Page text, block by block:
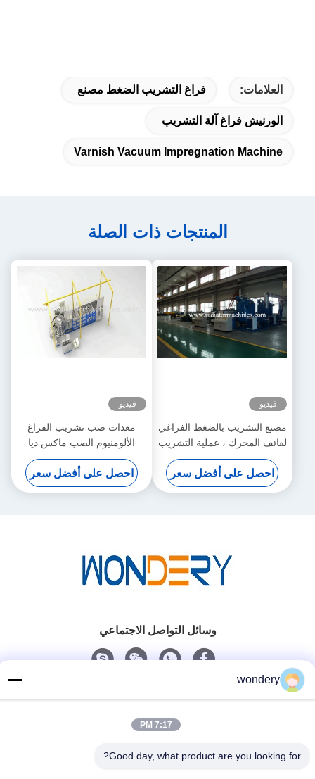
العلامات: فراغ التشريب الضغط مصنع
الورنيش فراغ آلة التشريب
Varnish Vacuum Impregnation Machine
المنتجات ذات الصلة
فيديو
مصنع التشريب بالضغط الفراغي
لفائف المحرك ، عملية التشريب
بالفراغ
احصل على أفضل سعر
فيديو
معدات صب تشريب الفراغ
الألومنيوم الصب ماكس ديا
1500 مم
احصل على أفضل سعر
وسائل التواصل الاجتماعي
wondery
7:17 PM
Good day, what product are you looking for?